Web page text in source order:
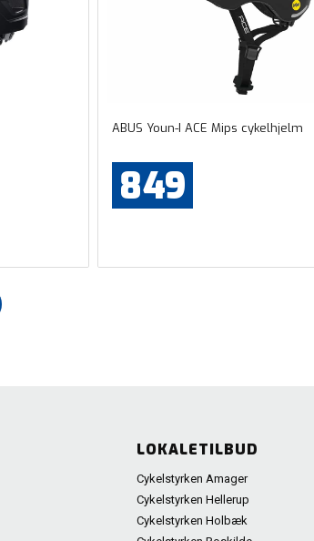
ABUS Youn-I ACE Mips cykelhjelm
849
LOKALETILBUD
Cykelstyrken Amager
Cykelstyrken Hellerup
Cykelstyrken Holbæk